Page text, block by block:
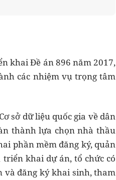
khai Đề án 896 năm 2017,
các nhiệm vụ trọng tâm
sở dữ liệu quốc gia về dân
thành lựa chọn nhà thầu
phần mềm đăng ký, quản
khai dự án, tổ chức có
và đăng ký khai sinh, tham